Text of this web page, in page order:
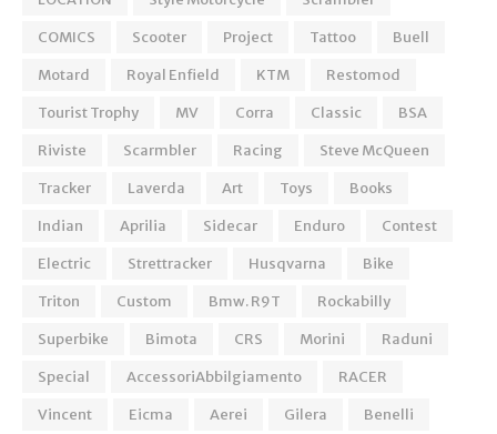
COMICS
Scooter Project Tattoo
Buell
Motard
Royal Enfield KTM
Restomod
Tourist Trophy
MV Corra Classic
BSA
Riviste
Scarmbler Racing
Steve McQueen
Tracker
Laverda Art Toys
Books
Indian
Aprilia Sidecar Enduro
Contest
Electric
Strettracker Husqvarna
Bike
Triton
Custom Bmw. R9T
Rockabilly
Superbike
Bimota CRS Morini
Raduni
Special
AccessoriAbbilgiamento
RACER
Vincent
Eicma Aerei Gilera
Benelli